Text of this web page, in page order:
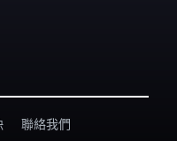
聯絡我們